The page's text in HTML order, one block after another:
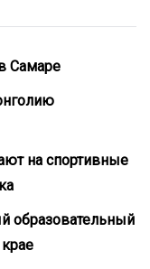
Самаре
на спортивные
образовательный